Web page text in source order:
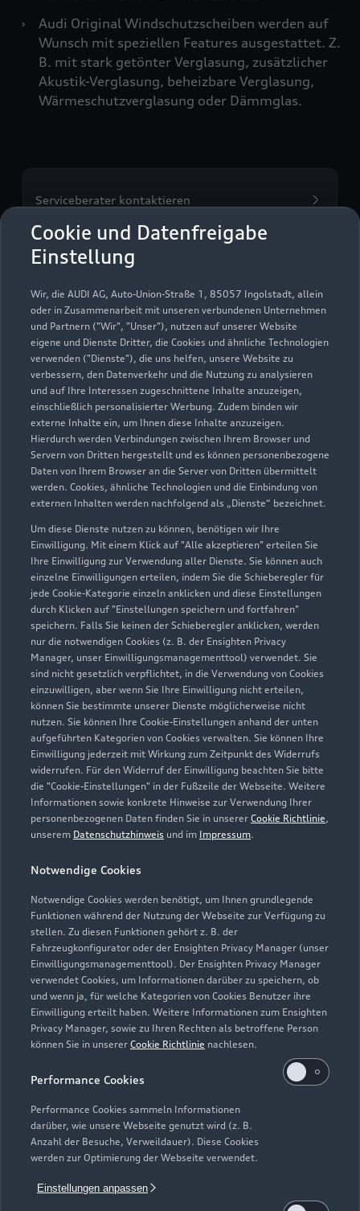
Cookie und Datenfreigabe
Einstellung
Wir, die AUDI AG, Auto-Union-Straße 1, 85057 Ingolstadt, allein
oder in Zusammenarbeit mit unseren verbundenen Unternehmen
und Partnern ("Wir", "Unser"), nutzen auf unserer Website
eigene und Dienste Dritter, die Cookies und ähnliche Technologien
verwenden ("Dienste"), die uns helfen, unsere Website zu
verbessern, den Datenverkehr und die Nutzung zu analysieren
und auf Ihre Interessen zugeschnittene Inhalte anzuzeigen,
einschließlich personalisierter Werbung. Zudem binden wir
externe Inhalte ein, um Ihnen diese Inhalte anzuzeigen.
Hierdurch werden Verbindungen zwischen Ihrem Browser und
Servern von Dritten hergestellt und es können personenbezogene
Daten von Ihrem Browser an die Server von Dritten übermittelt
werden. Cookies, ähnliche Technologien und die Einbindung von
externen Inhalten werden nachfolgend als „Dienste“ bezeichnet.
Um diese Dienste nutzen zu können, benötigen wir Ihre
Einwilligung. Mit einem Klick auf "Alle akzeptieren" erteilen Sie
Ihre Einwilligung zur Verwendung aller Dienste. Sie können auch
einzelne Einwilligungen erteilen, indem Sie die Schieberegler für
jede Cookie-Kategorie einzeln anklicken und diese Einstellungen
durch Klicken auf "Einstellungen speichern und fortfahren"
speichern. Falls Sie keinen der Schieberegler anklicken, werden
nur die notwendigen Cookies (z. B. der Ensighten Privacy
Manager, unser Einwilligungsmanagementtool) verwendet. Sie
sind nicht gesetzlich verpflichtet, in die Verwendung von Cookies
einzuwilligen, aber wenn Sie Ihre Einwilligung nicht erteilen,
können Sie bestimmte unserer Dienste möglicherweise nicht
nutzen. Sie können Ihre Cookie-Einstellungen anhand der unten
aufgeführten Kategorien von Cookies verwalten. Sie können Ihre
Einwilligung jederzeit mit Wirkung zum Zeitpunkt des Widerrufs
widerrufen. Für den Widerruf der Einwilligung beachten Sie bitte
die "Cookie-Einstellungen" in der Fußzeile der Webseite. Weitere
Informationen sowie konkrete Hinweise zur Verwendung Ihrer
personenbezogenen Daten finden Sie in unserer Cookie Richtlinie,
unserem Datenschutzhinweis und im Impressum.
Notwendige Cookies
Notwendige Cookies werden benötigt, um Ihnen grundlegende
Funktionen während der Nutzung der Webseite zur Verfügung zu
stellen. Zu diesen Funktionen gehört z. B. der
Fahrzeugkonfigurator oder der Ensighten Privacy Manager (unser
Einwilligungsmanagementtool). Der Ensighten Privacy Manager
verwendet Cookies, um Informationen darüber zu speichern, ob
und wenn ja, für welche Kategorien von Cookies Benutzer ihre
Einwilligung erteilt haben. Weitere Informationen zum Ensighten
Privacy Manager, sowie zu Ihren Rechten als betroffene Person
können Sie in unserer Cookie Richtlinie nachlesen.
Performance Cookies
Performance Cookies sammeln Informationen
darüber, wie unsere Webseite genutzt wird (z. B.
Anzahl der Besuche, Verweildauer). Diese Cookies
werden zur Optimierung der Webseite verwendet.
Einstellungen anpassen
›
Audi Original Windschutzscheiben werden auf
Wunsch mit speziellen Features ausgestattet. Z.
B. mit stark getönter Verglasung, zusätzlicher
Akustik-Verglasung, beheizbare Verglasung,
Wärmeschutzverglasung oder Dämmglas.
Serviceberater kontaktieren
Zur Inspektion
Zu den Rädern
Zurück nach oben
Modelle
Elektromodelle
Plug-in-Hybride
Neuwagensuche
Gebrauchtwagensuche
Service & Zubehör
Saisonale Angebote
Audi Services
Support
Über Audi